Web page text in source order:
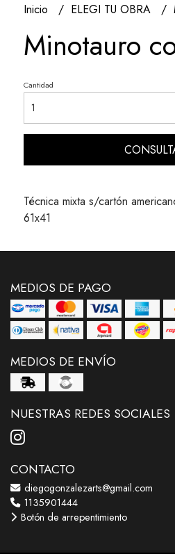
Inicio ELEGI TU OBRA
Minotauro
Cantidad
Técnica mixta s/cartón
61x41
MEDIOS DE PAGO
MEDIOS DE ENVÍO
NUESTRAS REDES SOCIALES
CONTACTO
diegogonzalezarts@gmail.com
1135901444
Botón de arrepentimiento